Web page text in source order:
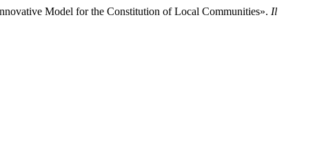
Model for the Constitution of Local Communities». Il